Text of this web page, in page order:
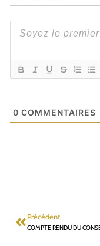
0 COMMENTAIRES
Précédent